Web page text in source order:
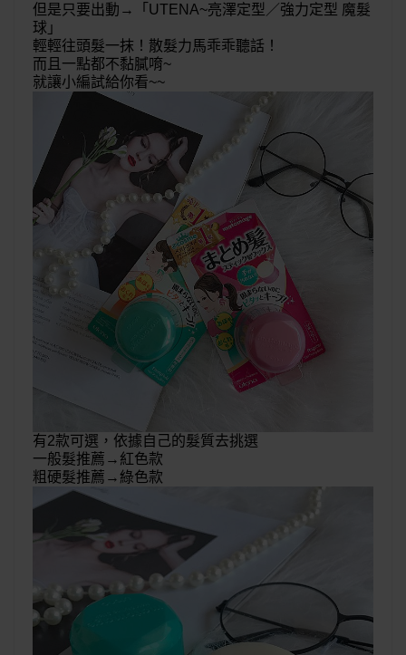
但是只要出動→「 UTENA~亮澤定型／強力定型 魔髮
球 」
輕輕往頭髮一抹！散髮力馬乖乖聽話！
而且一點都不黏膩唷~
就讓小編試給你看~~
有2款可選，依據自己的髮質去挑選
一般髮推薦→紅色款
粗硬髮推薦→綠色款